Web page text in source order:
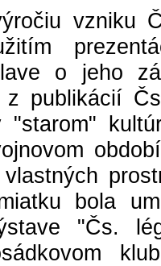
vzniku
o jeho
z publikácií
"starom"
bola
"Čs.